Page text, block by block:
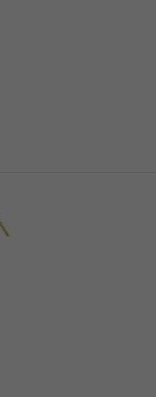
Diamant
€ 249